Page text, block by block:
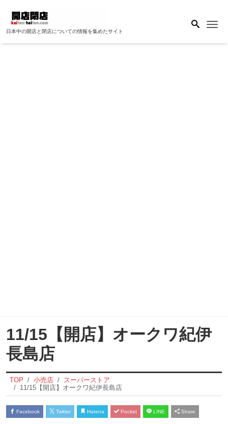
日本中の開店と閉店についての情報を集めたサイト
11/15【開店】オークワ紀伊
長島店
TOP 小売店
スーパーストア
11/15【開店】オークワ紀伊長島店
Facebook Twitter Hatena Pocket LINE Share